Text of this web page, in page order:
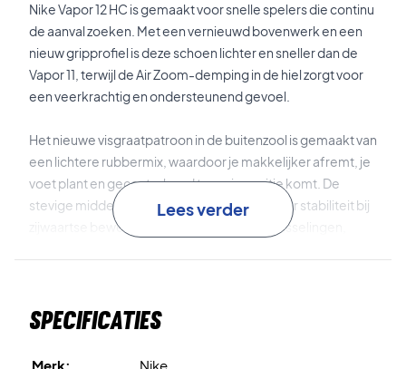
Nike Vapor 12 HC is gemaakt voor snelle spelers die continu
de aanval zoeken. Met een vernieuwd bovenwerk en een
nieuw gripprofiel is deze schoen lichter en sneller dan de
Vapor 11, terwijl de Air Zoom-demping in de hiel zorgt voor
een veerkrachtig en ondersteunend gevoel.
Het nieuwe visgraatpatroon in de buitenzool is gemaakt van
een lichtere rubbermix, waardoor je makkelijker afremt, je
voet plant en gecontroleerd terug in positie komt. De
stevige middenvoetondersteuning zorgt voor stabiliteit bij
zijwaartse bewegingen en snelle richtingswisselingen,
hiel tot teen, zodat je een zeker gevoel hebt tijdens
mesh bovenwerk verlaagt het gewicht, maar behoudt de
Lees verder
Specificaties
Merk:
Nike